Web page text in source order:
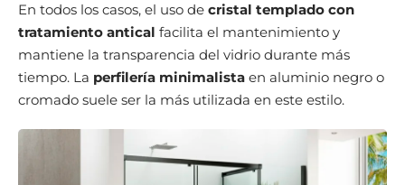
En todos los casos, el uso de cristal templado con
tratamiento antical facilita el mantenimiento y
mantiene la transparencia del vidrio durante más
tiempo. La perfilería minimalista en aluminio negro o
cromado suele ser la más utilizada en este estilo.